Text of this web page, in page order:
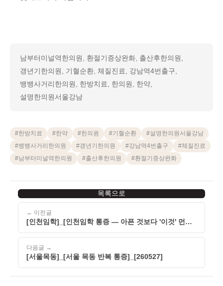
남부터미널역한의원, 환절기증상완화, 출산후한의원,
갱년기한의원, 기혈순환, 체질진료, 강남역4번출구,
뱅뱅사거리한의원, 한방치료, 한의원, 한약,
설명한의원서울강남
#한방치료 #한약 #한의원 #기혈순환 #설명한의원서울강남
#뱅뱅사거리한의원 #갱년기한의원 #강남역4번출구 #체질진료
#남부터미널역한의원 #출산후한의원 #환절기증상완화
← 이전글
[인천임학]_[인천임학 통증 — 아픈 것보다 '이것' 먼저
확인해야 후회 없습니다]_[260527]
목록으로
다음글 →
[서울목동]_[서울 목동 반복 통증]_[260527]